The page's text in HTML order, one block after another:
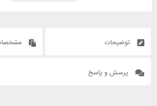
توضیحات مشخصات
پرسش و پاسخ